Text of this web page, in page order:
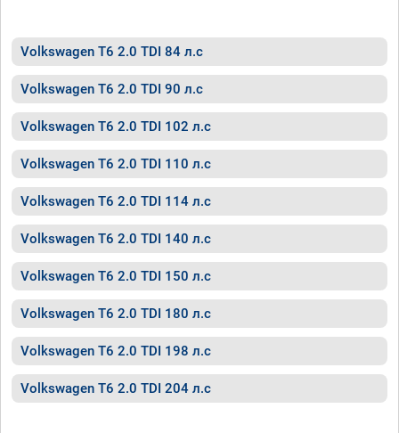
Volkswagen T6 2.0 TDI 84 л.с
Volkswagen T6 2.0 TDI 90 л.с
Volkswagen T6 2.0 TDI 102 л.с
Volkswagen T6 2.0 TDI 110 л.с
Volkswagen T6 2.0 TDI 114 л.с
Volkswagen T6 2.0 TDI 140 л.с
Volkswagen T6 2.0 TDI 150 л.с
Volkswagen T6 2.0 TDI 180 л.с
Volkswagen T6 2.0 TDI 198 л.с
Volkswagen T6 2.0 TDI 204 л.с